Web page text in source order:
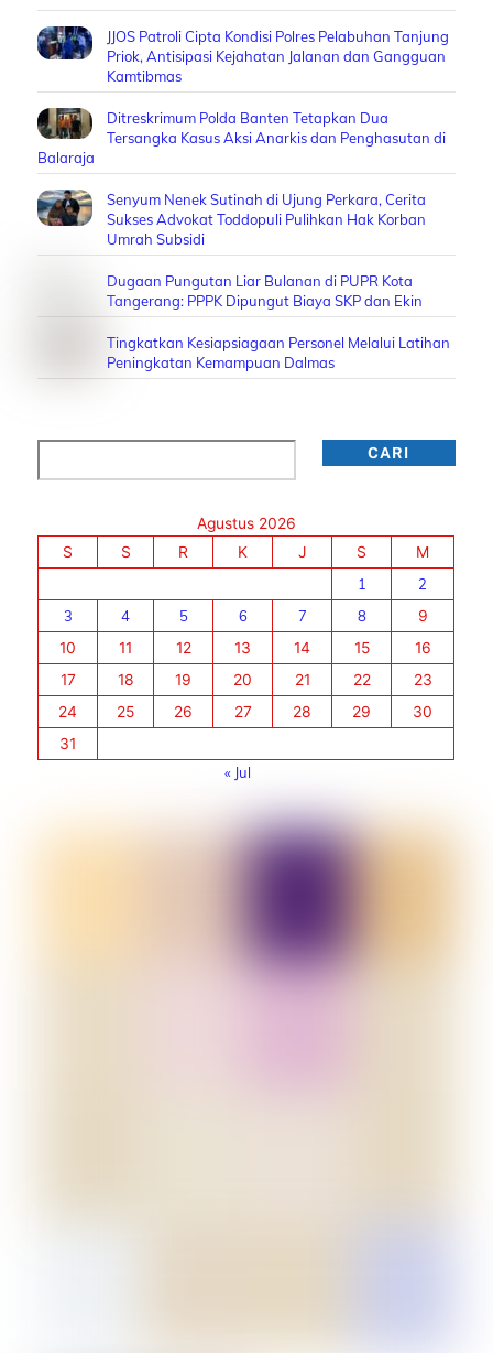
JJOS Patroli Cipta Kondisi Polres Pelabuhan Tanjung
Priok, Antisipasi Kejahatan Jalanan dan Gangguan
Kamtibmas
Ditreskrimum Polda Banten Tetapkan Dua
Tersangka Kasus Aksi Anarkis dan Penghasutan di
Balaraja
Senyum Nenek Sutinah di Ujung Perkara, Cerita
Sukses Advokat Toddopuli Pulihkan Hak Korban
Umrah Subsidi
Dugaan Pungutan Liar Bulanan di PUPR Kota
Tangerang: PPPK Dipungut Biaya SKP dan Ekin
Tingkatkan Kesiapsiagaan Personel Melalui Latihan
Peningkatan Kemampuan Dalmas
CARI
Agustus 2026
S
S R K J S
M
1
2
3
4 5 6 7 8
9
10
11 12 13 14 15
16
17
18 19 20 21 22
23
24
25 26 27 28 29
30
31
« Jul